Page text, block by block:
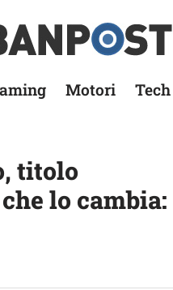
Motori Tech
titolo
lo cambia: